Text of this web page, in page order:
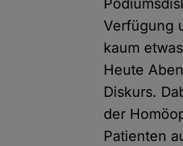
Verfügung
kaum
Heute
Diskurs.
der
Patienten